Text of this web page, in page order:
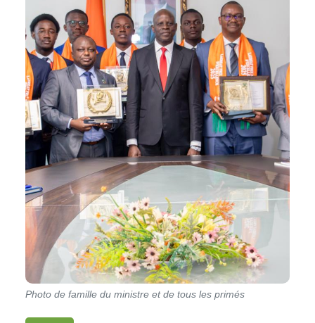
Photo de famille du ministre et de tous les primés